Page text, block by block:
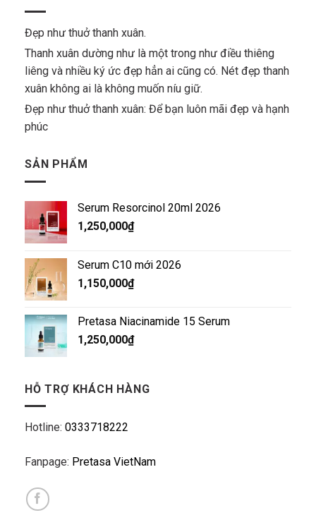
Đẹp như thuở thanh xuân.
Thanh xuân dường như là một trong như điều thiêng
liêng và nhiều ký ức đẹp hẳn ai cũng có. Nét đẹp thanh
xuân không ai là không muốn níu giữ.
Đẹp như thuở thanh xuân: Để bạn luôn mãi đẹp và hạnh
phúc
SẢN PHẨM
Serum Resorcinol 20ml 2026
1,250,000₫
Serum C10 mới 2026
1,150,000₫
Pretasa Niacinamide 15 Serum
1,250,000₫
HỖ TRỢ KHÁCH HÀNG
Hotline: 0333718222
Fanpage: Pretasa VietNam